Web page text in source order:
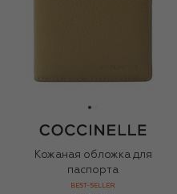
Кожаная обложка для
паспорта
BEST-SELLER